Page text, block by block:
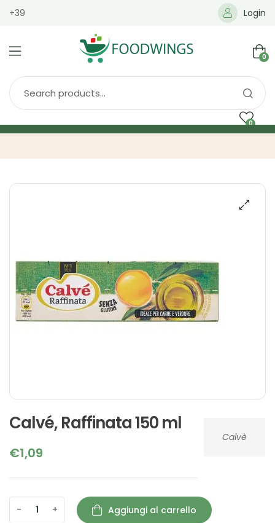
+39 Login
0
0
Calvè
Calvé, Raffinata 150 ml
€1,09
- + Aggiungi al carrello